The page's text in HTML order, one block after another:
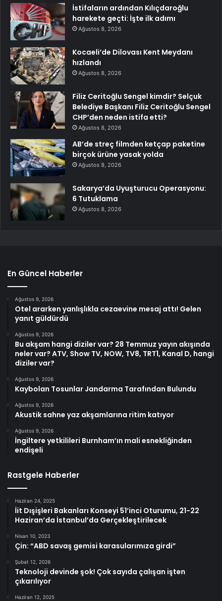
İstifaların ardından Kılıçdaroğlu
harekete geçti: İşte ilk adımı
Ağustos 8, 2026
Kocaeli’de Dilovası Kent Meydanı
hızlandı
Ağustos 8, 2026
Filiz Ceritoğlu Sengel kimdir? Selçuk
Belediye Başkanı Filiz Ceritoğlu Sengel
CHP’den neden istifa etti?
Ağustos 8, 2026
AB’de streç filmden ketçap paketine
birçok ürüne yasak yolda
Ağustos 8, 2026
Sakarya’da Uyuşturucu Operasyonu:
6 Tutuklama
Ağustos 8, 2026
En Güncel Haberler
Ağustos 9, 2026
Otel ararken yanlışlıkla cezaevine mesaj attı! Gelen
yanıt güldürdü
Ağustos 9, 2026
Bu akşam hangi diziler var? 28 Temmuz yayın akışında
neler var? ATV, Show TV, NOW, TV8, TRT1, Kanal D, hangi
diziler var?
Ağustos 9, 2026
Kaybolan Tosunlar Jandarma Tarafından Bulundu
Ağustos 9, 2026
Akustik sahne yaz akşamlarına ritim katıyor
Ağustos 9, 2026
İngiltere yetkilileri Burnham’ın mali esnekliğinden
endişeli
Rastgele Haberler
Haziran 24, 2025
İit Dışişleri Bakanları Konseyi 51’inci Oturumu, 21-22
Haziran’da İstanbul’da Gerçekleştirilecek
Nisan 10, 2023
Çin: “ABD savaş gemisi karasularımıza girdi”
Şubat 12, 2026
Teknoloji devinde şok! Çok sayıda çalışan işten
çıkarılıyor
Haziran 12, 2025